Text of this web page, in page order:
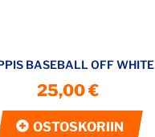
BASEBALL OFF WHITE
25,00 €
OSTOSKORIIN